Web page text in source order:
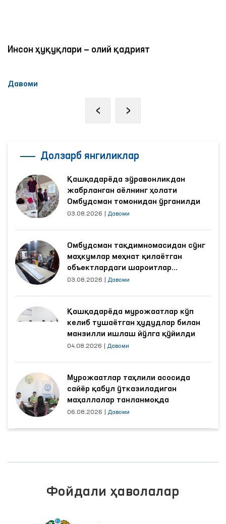
Инсон ҳуқуқлари — олий қадрият
Давоми
‹ ›
Долзарб янгиликлар
Қашқадарёда зўравонликдан
жабрланган аёлнинг ҳолати
Омбудсман томонидан ўрганилди
03.08.2026 Давоми
Омбудсман тақдимномасидан сўнг
маҳкумлар меҳнат қилаётган
объектлардаги шароитлар
яхшиланди
03.08.2026 Давоми
Қашқадарёда мурожаатлар кўп
келиб тушаётган ҳудудлар билан
манзилли ишлаш йўлга қўйилди
04.08.2026 Давоми
Мурожаатлар таҳлили асосида
сайёр қабул ўтказиладиган
маҳаллалар танланмоқда
06.08.2026 Давоми
Фойдали ҳаволалар